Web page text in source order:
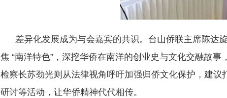
差异化发展成为与会嘉宾的共识。台山侨联主席陈达
焦 “南洋特色”，深挖华侨在南洋的创业史与文化交融故
检察长苏劲光则从法律视角呼吁加强归侨文化保护，建
研讨等活动，让华侨精神代代相传。